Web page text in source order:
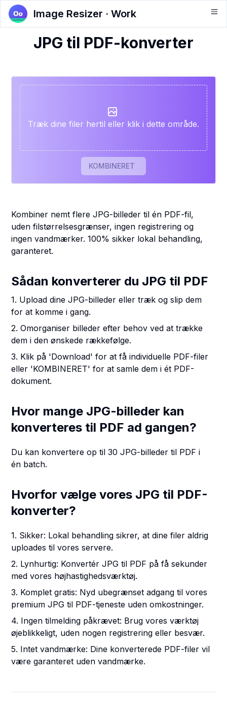
Image Resizer · Work
JPG til PDF-konverter
Træk dine filer hertil eller klik i dette område.
KOMBINERET
Kombiner nemt flere JPG-billeder til én PDF-fil,
uden filstørrelsesgrænser, ingen registrering og
ingen vandmærker. 100% sikker lokal behandling,
garanteret.
Sådan konverterer du JPG til PDF
1. Upload dine JPG-billeder eller træk og slip dem
for at komme i gang.
2. Omorganiser billeder efter behov ved at trække
dem i den ønskede rækkefølge.
3. Klik på 'Download' for at få individuelle PDF-filer
eller 'KOMBINERET' for at samle dem i ét PDF-
dokument.
Hvor mange JPG-billeder kan
konverteres til PDF ad gangen?
Du kan konvertere op til 30 JPG-billeder til PDF i
én batch.
Hvorfor vælge vores JPG til PDF-
konverter?
1. Sikker: Lokal behandling sikrer, at dine filer aldrig
uploades til vores servere.
2. Lynhurtig: Konvertér JPG til PDF på få sekunder
med vores højhastighedsværktøj.
3. Komplet gratis: Nyd ubegrænset adgang til vores
premium JPG til PDF-tjeneste uden omkostninger.
4. Ingen tilmelding påkrævet: Brug vores værktøj
øjeblikkeligt, uden nogen registrering eller besvær.
5. Intet vandmærke: Dine konverterede PDF-filer vil
være garanteret uden vandmærke.